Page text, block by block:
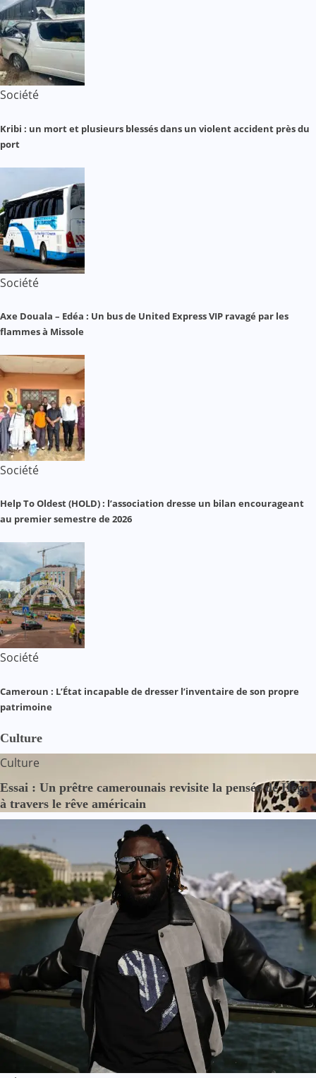
Société
Kribi : un mort et plusieurs blessés dans un violent accident près du
port
Société
Axe Douala – Edéa : Un bus de United Express VIP ravagé par les
flammes à Missole
Société
Help To Oldest (HOLD) : l’association dresse un bilan encourageant
au premier semestre de 2026
Société
Cameroun : L’État incapable de dresser l’inventaire de son propre
patrimoine
Culture
Culture
Essai : Un prêtre camerounais revisite la pensée de Hegel
à travers le rêve américain